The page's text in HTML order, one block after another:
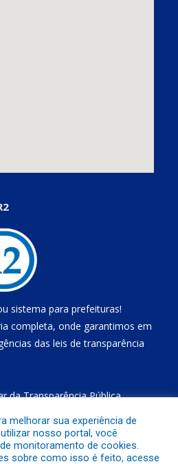
sistema para prefeituras!
completa, onde garantimos em
das leis de transparência
da Transparência Pública
a Prefeitura Municipal de Gurupá
melhorar sua experiência de
nosso portal, você
monitoramento de cookies.
sobre como isso é feito, acesse